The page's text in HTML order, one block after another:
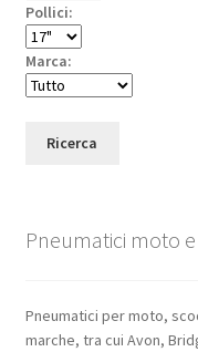
Pollici:
Marca:
Ricerca
Pneumatici moto
Pneumatici per moto,
marche, tra cui Avon,